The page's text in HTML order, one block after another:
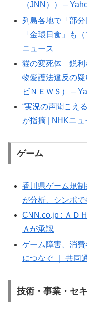
（JNN）） –
列島各地で「部
「金環日食」も
ニュース
猫の変死体 鋭利
物愛護法違反の
ビＮＥＷＳ） –
“実況の声聞こえ
が指摘 | NHKニュ
ゲーム
香川県ゲーム規
が分析、シンポ
CNN.co.jp : ＡＤ
Ａが承認
ゲーム障害、消
につなぐ ｜ 共同
技術・事業・セ